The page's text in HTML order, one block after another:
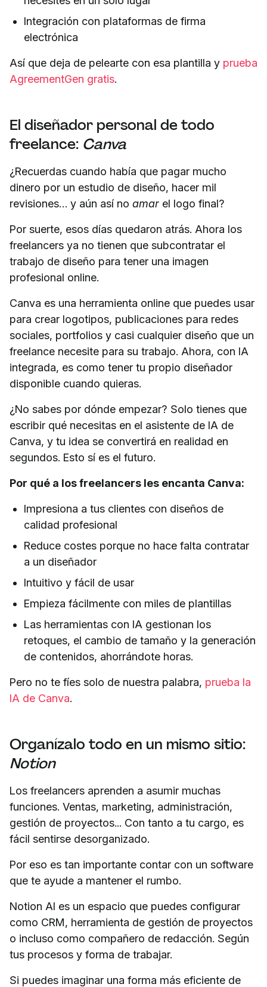
Integración con plataformas de firma
electrónica
Así que deja de pelearte con esa plantilla y prueba
AgreementGen gratis.
El diseñador personal de todo
freelance: Canva
¿Recuerdas cuando había que pagar mucho
dinero por un estudio de diseño, hacer mil
revisiones… y aún así no amar el logo final?
Por suerte, esos días quedaron atrás. Ahora los
freelancers ya no tienen que subcontratar el
trabajo de diseño para tener una imagen
profesional online.
Canva es una herramienta online que puedes usar
para crear logotipos, publicaciones para redes
sociales, portfolios y casi cualquier diseño que un
freelance necesite para su trabajo. Ahora, con IA
integrada, es como tener tu propio diseñador
disponible cuando quieras.
¿No sabes por dónde empezar? Solo tienes que
escribir qué necesitas en el asistente de IA de
Canva, y tu idea se convertirá en realidad en
segundos. Esto sí es el futuro.
Por qué a los freelancers les encanta Canva:
Impresiona a tus clientes con diseños de
calidad profesional
Reduce costes porque no hace falta contratar
a un diseñador
Intuitivo y fácil de usar
Empieza fácilmente con miles de plantillas
Las herramientas con IA gestionan los
retoques, el cambio de tamaño y la generación
de contenidos, ahorrándote horas.
Pero no te fíes solo de nuestra palabra, prueba la
IA de Canva.
Organízalo todo en un mismo sitio:
Notion
Los freelancers aprenden a asumir muchas
funciones. Ventas, marketing, administración,
gestión de proyectos... Con tanto a tu cargo, es
fácil sentirse desorganizado.
Por eso es tan importante contar con un software
que te ayude a mantener el rumbo.
Notion AI es un espacio que puedes configurar
como CRM, herramienta de gestión de proyectos
o incluso como compañero de redacción. Según
tus procesos y forma de trabajar.
Si puedes imaginar una forma más eficiente de